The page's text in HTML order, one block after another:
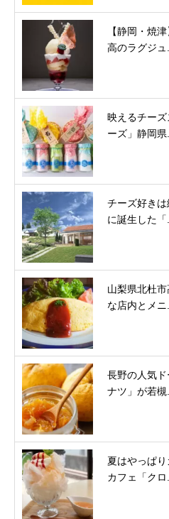
【静岡・焼
高のラグジュ
映えるチー
ーズ」静岡県
チーズ好き
に誕生した「
山梨県北杜
な店内とメニ
長野の人気
ナツ」が若槻
夏はやっぱ
カフェ「クロ